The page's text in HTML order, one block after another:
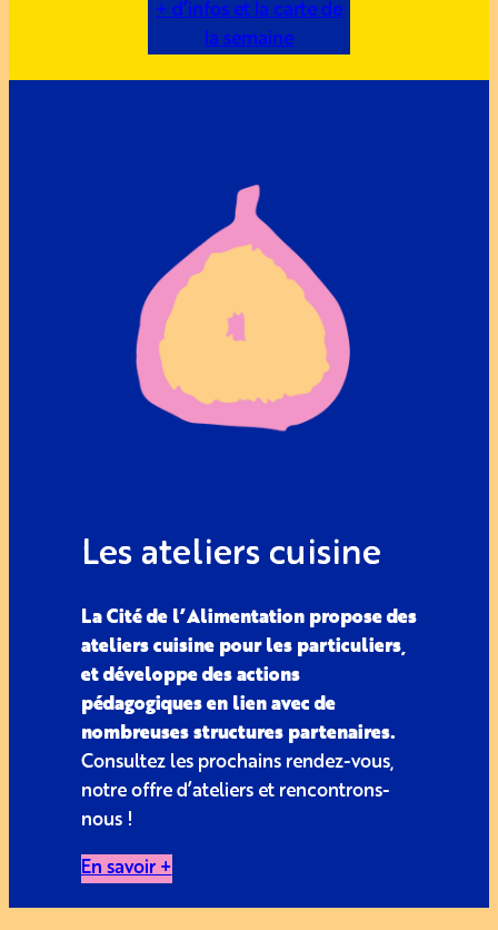
+ d’infos et la carte de
la semaine
Les ateliers cuisine
La Cité de l’Alimentation propose des
ateliers cuisine pour les particuliers,
et développe des actions
pédagogiques en lien avec de
nombreuses structures partenaires.
Consultez les prochains rendez-vous,
notre offre d’ateliers et rencontrons-
nous !
En savoir +